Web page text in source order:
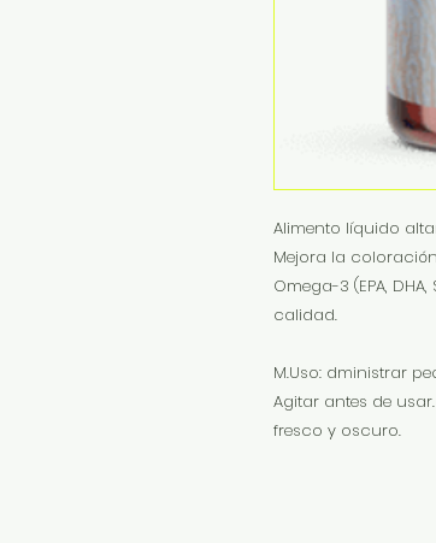
Alimento líquido
Mejora la
Omega-3 (EPA,
calidad.
M.Uso: dministrar
Agitar antes de
fresco y oscuro.